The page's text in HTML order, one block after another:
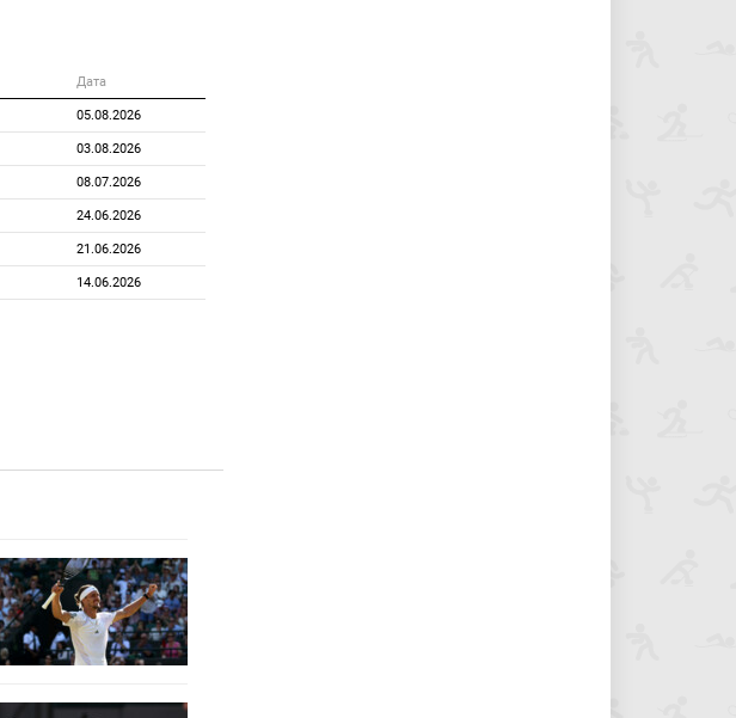
Дата
05.08.2026
03.08.2026
08.07.2026
24.06.2026
21.06.2026
14.06.2026